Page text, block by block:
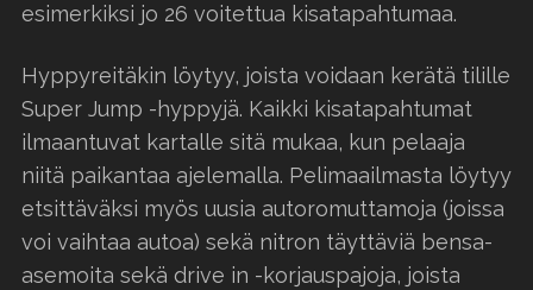
esimerkiksi jo 26 voitettua kisatapahtumaa.
Hyppyreitäkin löytyy, joista voidaan kerätä tilille
Super Jump -hyppyjä. Kaikki kisatapahtumat
ilmaantuvat kartalle sitä mukaa, kun pelaaja
niitä paikantaa ajelemalla. Pelimaailmasta löytyy
etsittäväksi myös uusia autoromuttamoja (joissa
voi vaihtaa autoa) sekä nitron täyttäviä bensa-
asemoita sekä drive in -korjauspajoja, joista